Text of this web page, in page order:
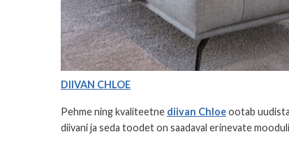
DIIVAN CHLOE
Pehme ning kvaliteetne diivan Chloeootab
diivani ja seda toodet on saadaval erinevate